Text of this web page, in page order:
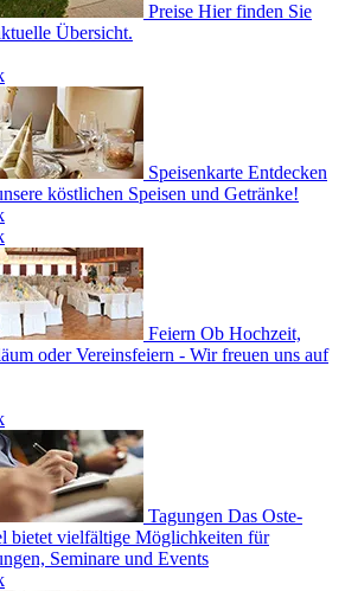
Preise Hier finden Sie
Übersicht.
Speisenkarte Entdecken
köstlichen Speisen und Getränke!
Feiern Ob Hochzeit,
oder Vereinsfeiern - Wir freuen uns auf
Tagungen Das Oste-
bietet vielfältige Möglichkeiten für
Seminare und Events